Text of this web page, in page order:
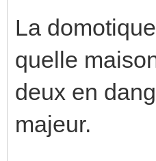
La
quelle
deux en
majeur.